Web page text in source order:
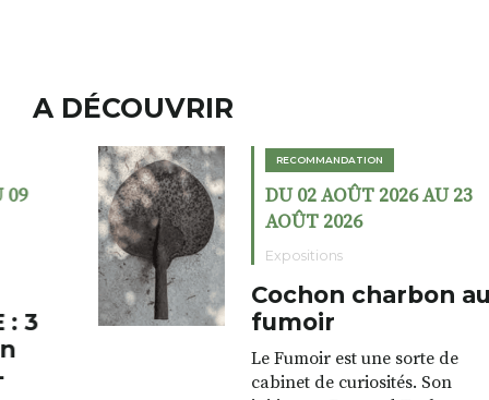
A DÉCOUVRIR
RECOMMANDATION
DU 02 AOÛT 2026 AU 23
AOÛT 2026
Expositions
Cochon charbon au
fumoir
Le Fumoir est une sorte de
cabinet de curiosités. Son